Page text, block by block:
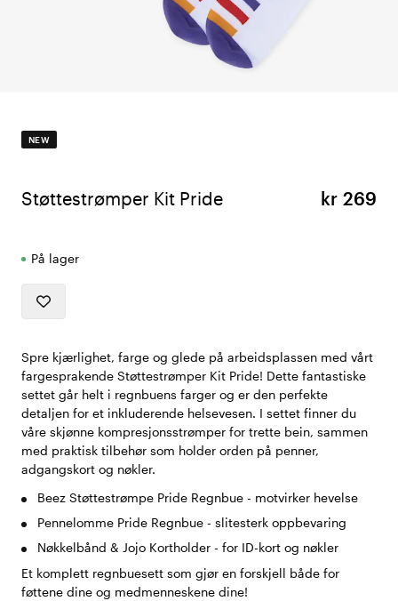
NEW
Støttestrømper Kit Pride kr 269
På lager
Spre kjærlighet, farge og glede på arbeidsplassen med vårt
fargesprakende Støttestrømper Kit Pride! Dette fantastiske
settet går helt i regnbuens farger og er den perfekte
detaljen for et inkluderende helsevesen. I settet finner du
våre skjønne kompresjonsstrømper for trette bein, sammen
med praktisk tilbehør som holder orden på penner,
adgangskort og nøkler.
Beez Støttestrømpe Pride Regnbue - motvirker hevelse
Pennelomme Pride Regnbue - slitesterk oppbevaring
Nøkkelbånd & Jojo Kortholder - for ID-kort og nøkler
Et komplett regnbuesett som gjør en forskjell både for
føttene dine og medmenneskene dine!